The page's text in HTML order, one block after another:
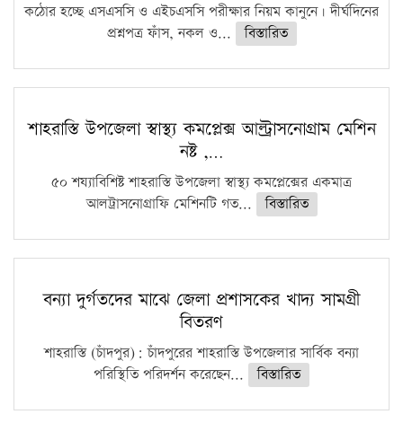
কঠোর হচ্ছে এসএসসি ও এইচএসসি পরীক্ষার নিয়ম কানুনে। দীর্ঘদিনের
প্রশ্নপত্র ফাঁস, নকল ও...
বিস্তারিত
শাহরাস্তি উপজেলা স্বাস্থ্য কমপ্লেক্স আল্ট্রাসনোগ্রাম মেশিন
নষ্ট ,…
৫০ শয্যাবিশিষ্ট শাহরাস্তি উপজেলা স্বাস্থ্য কমপ্লেক্সের একমাত্র
আলট্রাসনোগ্রাফি মেশিনটি গত...
বিস্তারিত
বন্যা দুর্গতদের মাঝে জেলা প্রশাসকের খাদ্য সামগ্রী
বিতরণ
শাহরাস্তি (চাঁদপুর): চাঁদপুরের শাহরাস্তি উপজেলার সার্বিক বন্যা
পরিস্থিতি পরিদর্শন করেছেন...
বিস্তারিত